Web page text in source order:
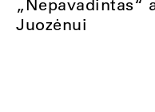
„Nepavadintas“
Juozėnui